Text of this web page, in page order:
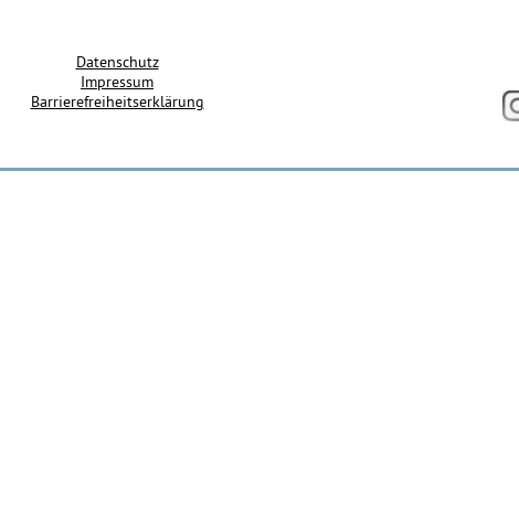
Datenschutz
Impressum
Barrierefreiheitserklärung